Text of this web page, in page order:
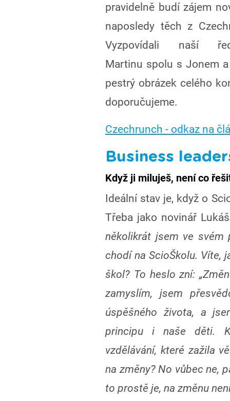
pravidelně budí zájem
naposledy těch z
Vyzpovídali naší
Martinu spolu s Jonem
pestrý obrázek celého
doporučujeme.
Czechrunch - odkaz na
Business
Když ji miluješ, není co
Ideální stav je, když o
Třeba jako novinář
několikrát jsem ve svém
chodí na ScioŠkolu. Víte,
škol? To heslo zní:
zamyslím, jsem
úspěšného života, a
principu i naše děti.
vzdělávání, které zažila
na změny? No vůbec ne,
to prostě je, na změnu